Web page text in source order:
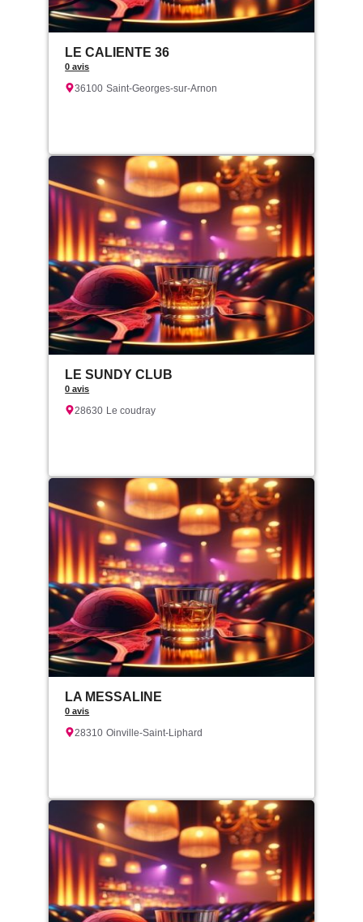
LE CALIENTE 36
0 avis
36100 Saint-Georges-sur-Arnon
LE SUNDY CLUB
0 avis
28630 Le coudray
LA MESSALINE
0 avis
28310 Oinville-Saint-Liphard